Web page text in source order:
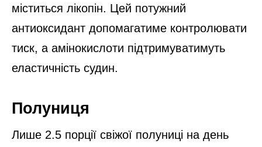
міститься лікопін. Цей потужний
антиоксидант допомагатиме контролювати
тиск, а амінокислоти підтримуватимуть
еластичність судин.
Полуниця
Лише 2.5 порції свіжої полуниці на день